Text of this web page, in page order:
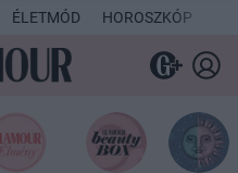
ÉLETMÓD HOROSZKÓP